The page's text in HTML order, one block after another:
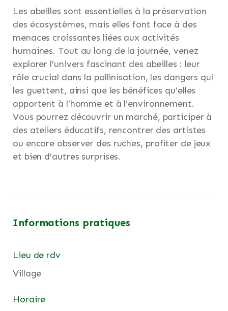
Les abeilles sont essentielles à la préservation
des écosystèmes, mais elles font face à des
menaces croissantes liées aux activités
humaines. Tout au long de la journée, venez
explorer l’univers fascinant des abeilles : leur
rôle crucial dans la pollinisation, les dangers qui
les guettent, ainsi que les bénéfices qu’elles
apportent à l’homme et à l’environnement.
Vous pourrez découvrir un marché, participer à
des ateliers éducatifs, rencontrer des artistes
ou encore observer des ruches, profiter de jeux
et bien d’autres surprises.
Informations pratiques
Lieu de rdv
Village
Horaire